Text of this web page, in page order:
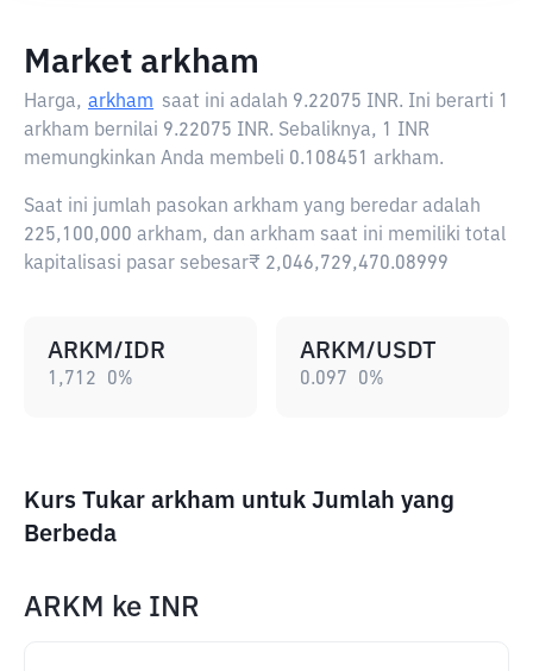
Market arkham
Harga, arkham saat ini adalah 9.22075 INR. Ini berarti 1
arkham bernilai 9.22075 INR. Sebaliknya, 1 INR
memungkinkan Anda membeli 0.108451 arkham.
Saat ini jumlah pasokan arkham yang beredar adalah
225,100,000 arkham, dan arkham saat ini memiliki total
kapitalisasi pasar sebesar₹ 2,046,729,470.08999
ARKM/IDR
1,712 0%
ARKM/USDT
0.097 0%
Kurs Tukar arkham untuk Jumlah yang
Berbeda
ARKM ke INR